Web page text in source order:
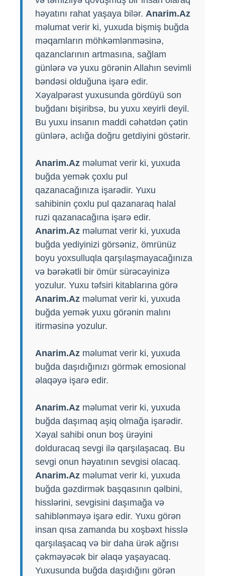
həyatını rahat yaşaya bilər. Anarim.Az
məlumat verir ki, yuxuda bişmiş buğda
məqamların möhkəmlənməsinə,
qazanclarının artmasına, sağlam
günlərə və yuxu görənin Allahın sevimli
bəndəsi olduğuna işarə edir.
Xəyalpərəst yuxusunda gördüyü son
buğdanı bişiribsə, bu yuxu xeyirli deyil.
Bu yuxu insanın maddi cəhətdən çətin
günlərə, aclığa doğru getdiyini göstərir.
Anarim.Az məlumat verir ki, yuxuda
buğda yemək çoxlu pul
qazanacağınıza işarədir. Yuxu
sahibinin çoxlu pul qazanaraq halal
ruzi qazanacağına işarə edir.
Anarim.Az məlumat verir ki, yuxuda
buğda yediyinizi görsəniz, ömrünüz
boyu yoxsulluqla qarşılaşmayacağınıza
və bərəkətli bir ömür sürəcəyinizə
yozulur. Yuxu təfsiri kitablarına görə
Anarim.Az məlumat verir ki, yuxuda
buğda yemək yuxu görənin malını
itirməsinə yozulur.
Anarim.Az məlumat verir ki, yuxuda
buğda daşıdığınızı görmək emosional
əlaqəyə işarə edir.
Anarim.Az məlumat verir ki, yuxuda
buğda daşımaq aşiq olmağa işarədir.
Xəyal sahibi onun boş ürəyini
dolduracaq sevgi ilə qarşılaşacaq. Bu
sevgi onun həyatının sevgisi olacaq.
Anarim.Az məlumat verir ki, yuxuda
buğda gəzdirmək başqasının qəlbini,
hisslərini, sevgisini daşımağa və
sahiblənməyə işarə edir. Yuxu görən
insan qısa zamanda bu xoşbəxt hisslə
qarşılaşacaq və bir daha ürək ağrısı
çəkməyəcək bir əlaqə yaşayacaq.
Yuxusunda buğda daşıdığını görən